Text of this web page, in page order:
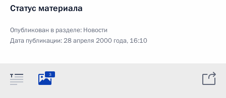
Статус материала
Опубликован в разделе: Новости
Дата публикации:28 апреля 2000 года, 16:10
3